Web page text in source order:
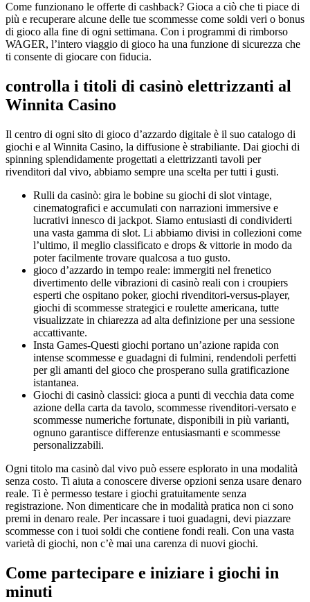
Come funzionano le offerte di cashback? Gioca a ciò che ti piace di
più e recuperare alcune delle tue scommesse come soldi veri o bonus
di gioco alla fine di ogni settimana. Con i programmi di rimborso
WAGER, l’intero viaggio di gioco ha una funzione di sicurezza che
ti consente di giocare con fiducia.
controlla i titoli di casinò elettrizzanti al
Winnita Casino
Il centro di ogni sito di gioco d’azzardo digitale è il suo catalogo di
giochi e al Winnita Casino, la diffusione è strabiliante. Dai giochi di
spinning splendidamente progettati a elettrizzanti tavoli per
rivenditori dal vivo, abbiamo sempre una scelta per tutti i gusti.
Rulli da casinò: gira le bobine su giochi di slot vintage,
cinematografici e accumulati con narrazioni immersive e
lucrativi innesco di jackpot. Siamo entusiasti di condividerti
una vasta gamma di slot. Li abbiamo divisi in collezioni come
l’ultimo, il meglio classificato e drops & vittorie in modo da
poter facilmente trovare qualcosa a tuo gusto.
gioco d’azzardo in tempo reale: immergiti nel frenetico
divertimento delle vibrazioni di casinò reali con i croupiers
esperti che ospitano poker, giochi rivenditori-versus-player,
giochi di scommesse strategici e roulette americana, tutte
visualizzate in chiarezza ad alta definizione per una sessione
accattivante.
Insta Games-Questi giochi portano un’azione rapida con
intense scommesse e guadagni di fulmini, rendendoli perfetti
per gli amanti del gioco che prosperano sulla gratificazione
istantanea.
Giochi di casinò classici: gioca a punti di vecchia data come
azione della carta da tavolo, scommesse rivenditori-versato e
scommesse numeriche fortunate, disponibili in più varianti,
ognuno garantisce differenze entusiasmanti e scommesse
personalizzabili.
Ogni titolo ma casinò dal vivo può essere esplorato in una modalità
senza costo. Ti aiuta a conoscere diverse opzioni senza usare denaro
reale. Ti è permesso testare i giochi gratuitamente senza
registrazione. Non dimenticare che in modalità pratica non ci sono
premi in denaro reale. Per incassare i tuoi guadagni, devi piazzare
scommesse con i tuoi soldi che contiene fondi reali. Con una vasta
varietà di giochi, non c’è mai una carenza di nuovi giochi.
Come partecipare e iniziare i giochi in
minuti